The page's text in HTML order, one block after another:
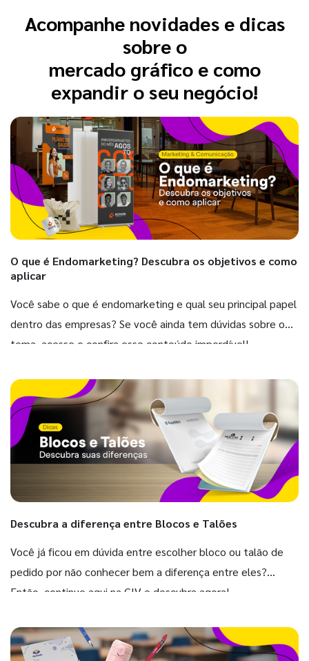
Acompanhe novidades e dicas
sobre o
mercado gráfico e como
expandir o seu negócio!
O que é Endomarketing? Descubra os objetivos e como
aplicar
Você sabe o que é endomarketing e qual seu principal papel
dentro das empresas? Se você ainda tem dúvidas sobre o
tema, acesse e confira esse conteúdo imperdível!
Descubra a diferença entre Blocos e Talões
Você já ficou em dúvida entre escolher bloco ou talão de
pedido por não conhecer bem a diferença entre eles?
Então, continue aqui na GIV e descubra agora!